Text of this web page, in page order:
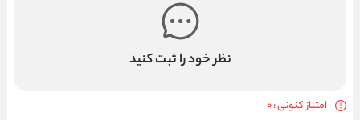
نظر خود را ثبت کنید
امتیاز کنونی : 0